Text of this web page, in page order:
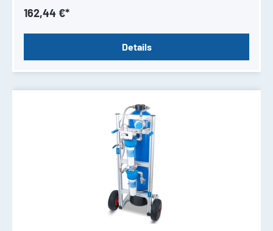
162,44 €*
Details